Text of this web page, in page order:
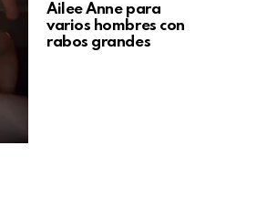
Ailee Anne para
varios hombres con
rabos grandes